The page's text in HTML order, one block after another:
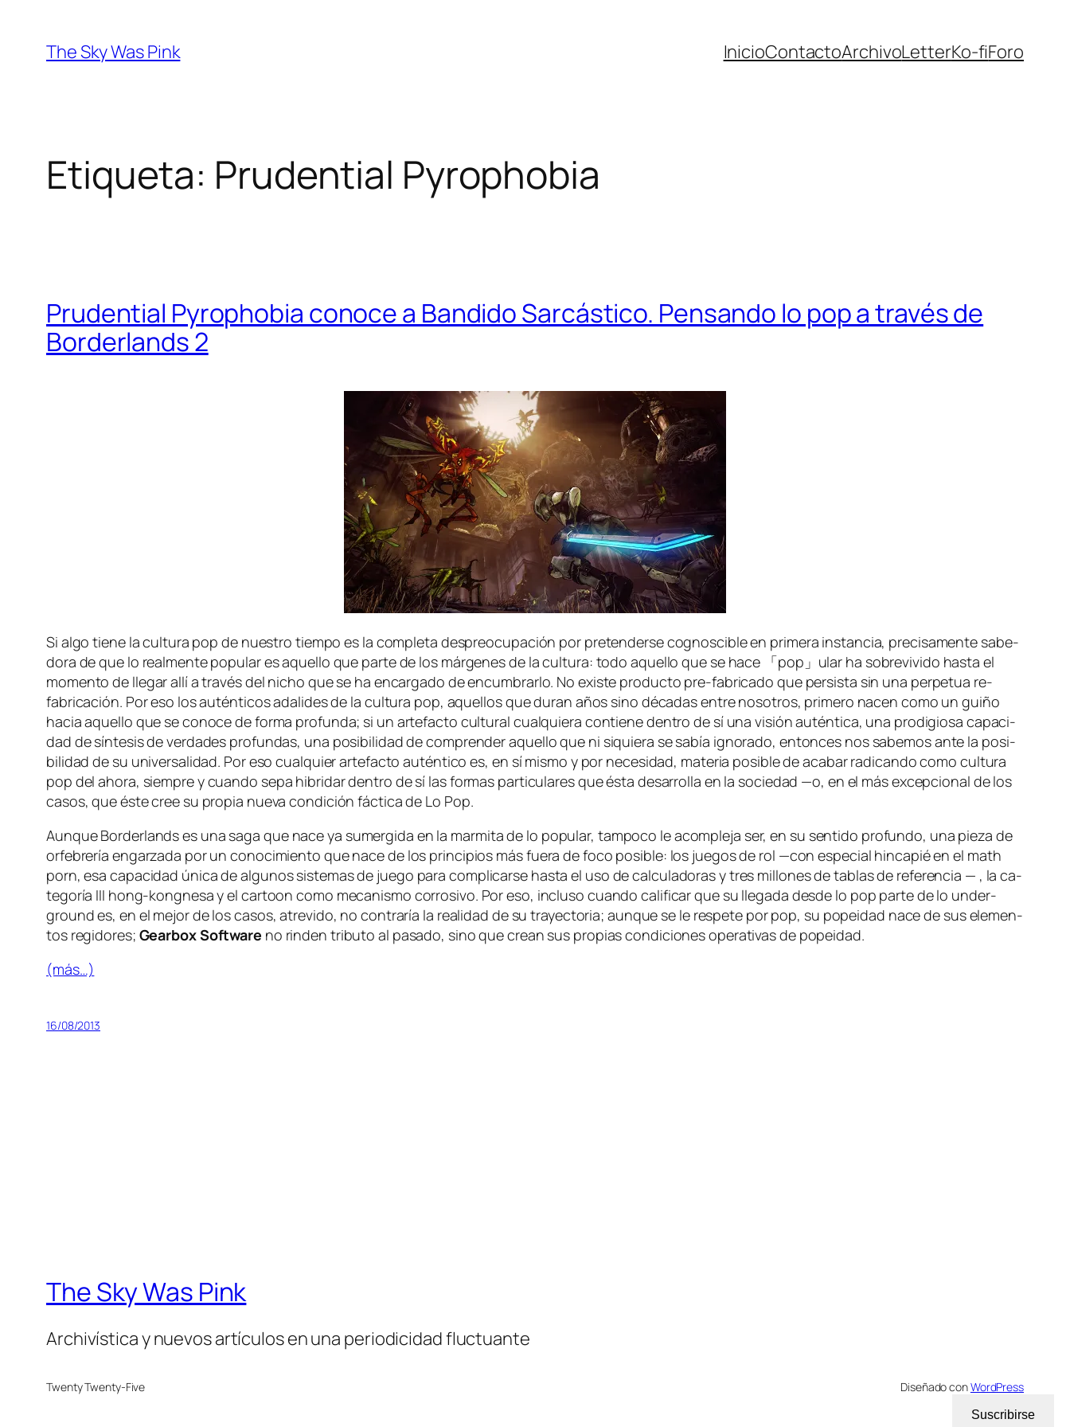
contenido
The Sky Was Pink InicioContactoArchivoLetterKo-fiForo
Etiqueta: Prudential Pyrophobia
Prudential Pyrophobia conoce a Bandido Sarcástico. Pensando lo pop a través de
Borderlands 2
Si al­go tie­ne la cul­tu­ra pop de nues­tro tiem­po es la com­ple­ta des­preo­cu­pa­ción por pre­ten­der­se cog­nos­ci­ble en pri­me­ra ins­tan­cia, pre­ci­sa­men­te sa­be­
do­ra de que lo real­men­te po­pu­lar es aque­llo que par­te de los már­ge­nes de la cul­tu­ra: to­do aque­llo que se ha­ce 「pop」ular ha so­bre­vi­vi­do has­ta el
mo­men­to de lle­gar allí a tra­vés del ni­cho que se ha en­car­ga­do de en­cum­brar­lo. No exis­te pro­duc­to pre-fabricado que per­sis­ta sin una per­pe­tua re-
fabricación. Por eso los au­tén­ti­cos ada­li­des de la cul­tu­ra pop, aque­llos que du­ran años sino dé­ca­das en­tre no­so­tros, pri­me­ro na­cen co­mo un gui­ño
ha­cia aque­llo que se co­no­ce de for­ma pro­fun­da; si un ar­te­fac­to cul­tu­ral cual­quie­ra con­tie­ne den­tro de sí una vi­sión au­tén­ti­ca, una pro­di­gio­sa ca­pa­ci­
dad de sín­te­sis de ver­da­des pro­fun­das, una po­si­bi­li­dad de com­pren­der aque­llo que ni si­quie­ra se sa­bía ig­no­ra­do, en­ton­ces nos sa­be­mos an­te la po­si­
bi­li­dad de su uni­ver­sa­li­dad. Por eso cual­quier ar­te­fac­to au­tén­ti­co es, en sí mis­mo y por ne­ce­si­dad, ma­te­ria po­si­ble de aca­bar ra­di­can­do co­mo cul­tu­ra
pop del aho­ra, siem­pre y cuan­do se­pa hi­bri­dar den­tro de sí las for­mas par­ti­cu­la­res que és­ta de­sa­rro­lla en la so­cie­dad —o, en el más ex­cep­cio­nal de los
ca­sos, que és­te cree su pro­pia nue­va con­di­ción fác­ti­ca de Lo Pop.
AunqueBorderlandses una sa­ga que na­ce ya su­mer­gi­da en la mar­mi­ta de lo po­pu­lar, tam­po­co le acom­ple­ja ser, en su sen­ti­do pro­fun­do, una pie­za de
or­fe­bre­ría en­gar­za­da por un co­no­ci­mien­to que na­ce de los prin­ci­pios más fue­ra de fo­co po­si­ble: los jue­gos de rol —con es­pe­cial hin­ca­pié en el math
porn, esa ca­pa­ci­dad úni­ca de al­gu­nos sis­te­mas de jue­go pa­ra com­pli­car­se has­ta el uso de cal­cu­la­do­ras y tres mi­llo­nes de ta­blas de re­fe­ren­cia — , la ca­
te­go­ría III hong-kongnesa y el car­toon co­mo me­ca­nis­mo co­rro­si­vo. Por eso, in­clu­so cuan­do ca­li­fi­car que su lle­ga­da des­de lo pop par­te de lo un­der­
groundes, en el me­jor de los ca­sos, atre­vi­do, no con­tra­ría la reali­dad de su tra­yec­to­ria; aun­que se le res­pe­te por pop, su po­pei­dad na­ce de sus ele­men­
tos re­gi­do­res; Gearbox Software no rin­den tri­bu­to al pa­sa­do, sino que crean sus pro­pias con­di­cio­nes ope­ra­ti­vas de popeidad.
(más…)
16/08/2013
The Sky Was Pink
Archivística y nuevos artículos en una periodicidad fluctuante
Twenty Twenty-Five Diseñado conWordPress
Suscribirse